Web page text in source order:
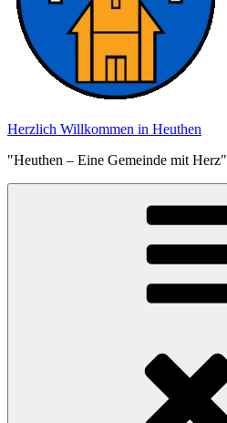
Herzlich Willkommen in Heuthen
"Heuthen – Eine Gemeinde mit Herz"